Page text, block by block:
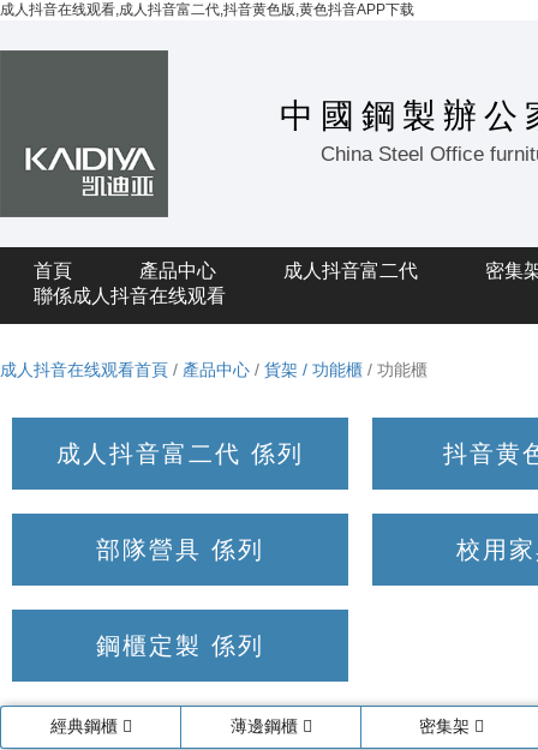
成人抖音在线观看,成人抖音富二代,抖音黄色版,黄色抖音APP下载
中國鋼製辦公
China Steel Office
首頁 產品中心 成人抖音富二代
密集
聯係成人抖音在线观看
成人抖音在线观看首頁 / 產品中心 / 貨架 / 功能櫃 / 功能櫃
成人抖音富二代 係列 抖音黄
部隊營具 係列 校用
鋼櫃定製 係列
經典鋼櫃 薄邊鋼櫃 密集架